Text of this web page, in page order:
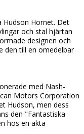
Hudson Hornet. Det
och stal hjärtan
designen och
den till en omedelbar
med Nash-
Motors Corporation
Hudson, men dess
den "Fantastiska
hos en äkta